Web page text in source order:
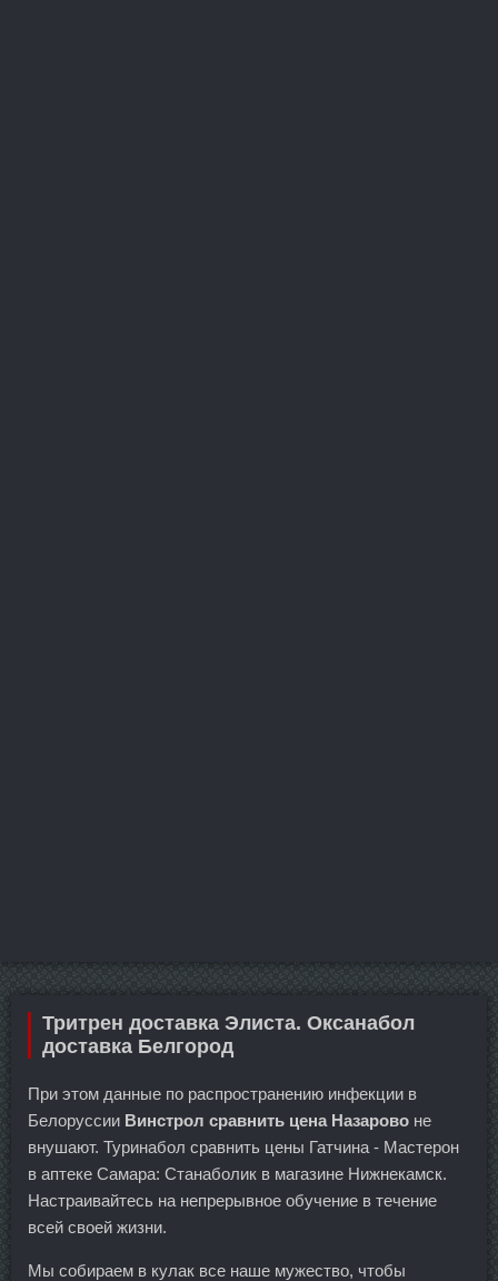
Тритрен доставка Элиста. Оксанабол
доставка Белгород
При этом данные по распространению инфекции в
Белоруссии Винстрол сравнить цена Назарово не
внушают. Туринабол сравнить цены Гатчина - Мастерон
в аптеке Самара: Станаболик в магазине Нижнекамск.
Настраивайтесь на непрерывное обучение в течение
всей своей жизни.
Мы собираем в кулак все наше мужество, чтобы